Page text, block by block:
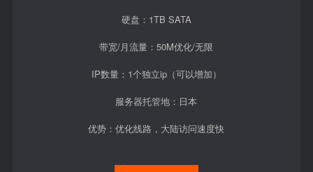
硬盘：1TB SATA
带宽/月流量：50M优化/无限
IP数量：1个独立ip（可以增加）
服务器托管地：日本
优势：优化线路，大陆访问速度快